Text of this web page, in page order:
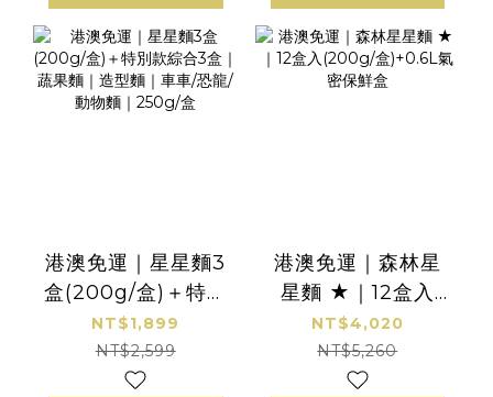
港澳免運｜星星麵3
盒(200g/盒)＋特別
款綜合3盒｜蔬果麵
｜造型麵｜車車/恐
龍/動物麵｜250g/
NT$1,899
NT$2,599
港澳免運｜森林星
星麵 ★｜12盒入
(200g/盒)+0.6L氣
密保鮮盒
NT$4,020
NT$5,260